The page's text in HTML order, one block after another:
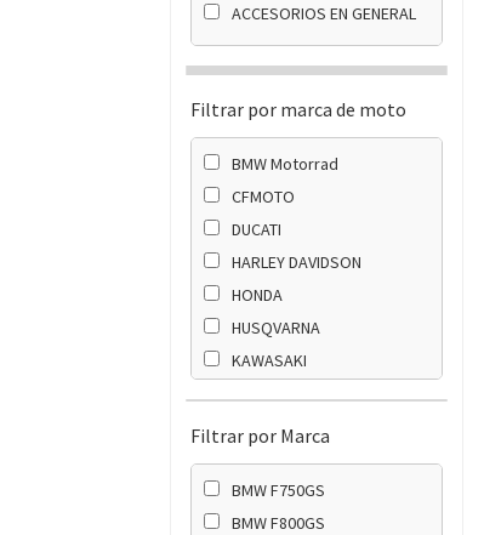
ACCESORIOS EN GENERAL
Filtrar por marca de moto
BMW Motorrad
CFMOTO
DUCATI
HARLEY DAVIDSON
HONDA
HUSQVARNA
KAWASAKI
SUZUKI
TRIUMPH
YAMAHA
Filtrar por Marca
BMW F750GS
BMW F800GS